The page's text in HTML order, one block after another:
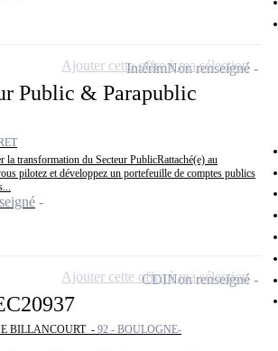
Public & Parapublic
la transformation du Secteur PublicRattaché(e) au
pilotez et développez un portefeuille de comptes publics
IntérimNon renseigné
Ajouter cette offre à ma sélection
BILLANCOURT - 92 - BOULOGNE-
CDINon renseigné
Ajouter cette offre à ma sélection